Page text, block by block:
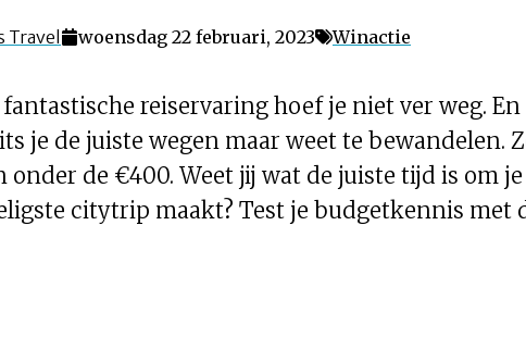
Travel woensdag 22 februari, 2023 Winactie
reiservaring hoef je niet ver weg.
je de juiste wegen maar weet te bewandelen.
onder de €400. Weet jij wat de juiste tijd is om
citytrip maakt? Test je budgetkennis met